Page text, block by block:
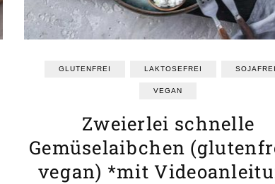
GLUTENFREI LAKTOSEFREI
VEGAN
Zweierlei schnelle
Gemüselaibchen
vegan) *mit